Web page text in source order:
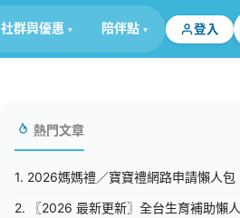
社群與優惠 陪伴點 登入
熱門文章
1. 2026媽媽禮／寶寶禮網路申請懶人包
2. 〖2026 最新更新〗全台生育補助懶人